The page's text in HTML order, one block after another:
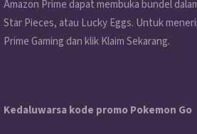
Amazon Prime dapat membuka bundel
Star Pieces, atau Lucky Eggs. Untuk
Prime Gaming dan klik Klaim Sekarang.
Kedaluwarsa kode promo Pokemon Go